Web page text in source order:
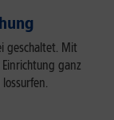
geschaltet. Mit
ganz